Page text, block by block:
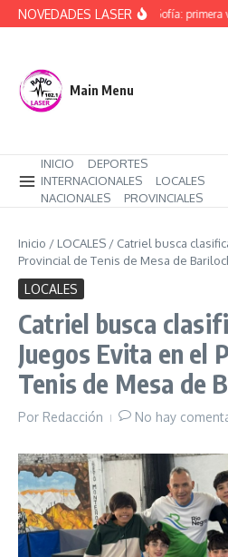
Saltar al contenido
NOVEDADES LASERAlerta Sofía: primera
Main Menu
INICIO
DEPORTES
INTERNACIONALES
LOCALES
NACIONALES
PROVINCIALES
Inicio / LOCALES / Catriel busca
Provincial de Tenis de Mesa de
LOCALES
Catriel busca
Juegos Evita en el
Tenis de Mesa de
Por Redacción No hay